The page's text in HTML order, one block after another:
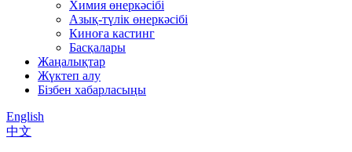
Химия өнеркәсібі
Азық-түлік өнеркәсібі
Киноға кастинг
Басқалары
Жаңалықтар
Жүктеп алу
Бізбен хабарласыңы
English
中文